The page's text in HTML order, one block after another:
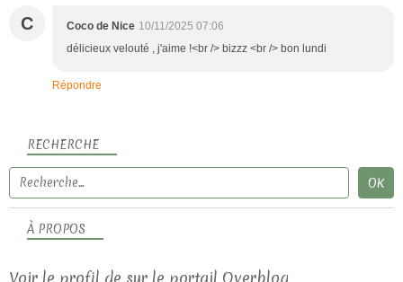
C Coco de Nice 10/11/2025 07:06
délicieux velouté , j'aime !<br /> bizzz <br /> bon lundi
Répondre
RECHERCHE
À PROPOS
Voir le profil de sur le portail Overblog